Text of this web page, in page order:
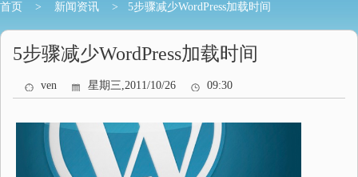
首页 > 新闻资讯 > 5步骤减少WordPress加载时间
5步骤减少WordPress加载时间
ven 星期三,2011/10/26 09:30